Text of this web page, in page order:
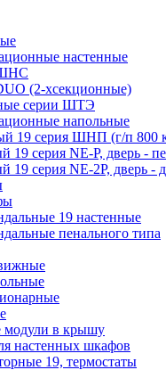
настенные
(2-хсекционные)
серии ШТЭ
напольные
19 серия ШНП (г/п 800
19 серия NE-P, дверь -
19 серия NE-2P, дверь -
19 настенные
пенального типа
модули в крышу
настенных шкафов
19, термостаты